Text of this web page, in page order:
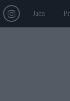
Jaén